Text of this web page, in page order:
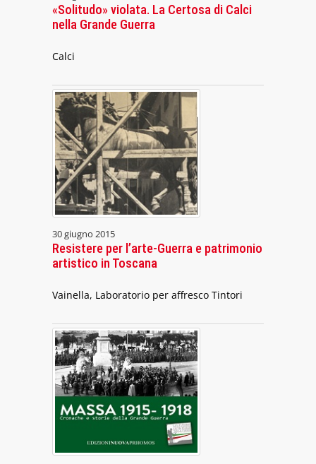
«Solitudo» violata. La Certosa di Calci
nella Grande Guerra
Calci
30 giugno 2015
Resistere per l’arte-Guerra e patrimonio
artistico in Toscana
Vainella, Laboratorio per affresco Tintori